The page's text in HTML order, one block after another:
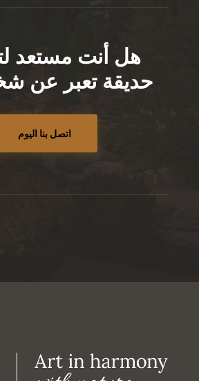
هل أنت مستعد
حديقة تعبر عن
اتصل بنا اليوم